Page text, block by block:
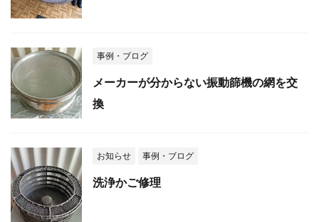
事例・ブログ
メーカーが分からない振動篩機の網を交
換
お知らせ 事例・ブログ
洗浄かご修理